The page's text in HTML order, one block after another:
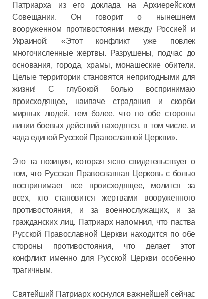
Патриарха из его доклада на Архиерейском
Совещании. Он говорит о нынешнем
вооруженном противостоянии между Россией и
Украиной: «Этот конфликт уже повлек
многочисленные жертвы. Разрушены, подчас до
основания, города, храмы, монашеские обители.
Целые территории становятся непригодными для
жизни! С глубокой болью воспринимаю
происходящее, наипаче страдания и скорби
мирных людей, тем более, что по обе стороны
линии боевых действий находятся, в том числе, и
чада единой Русской Православной Церкви».
Это та позиция, которая ясно свидетельствует о
том, что Русская Православная Церковь с болью
воспринимает все происходящее, молится за
всех, кто становится жертвами вооруженного
противостояния, и за военнослужащих, и за
гражданских лиц. Патриарх напомнил, что паства
Русской Православной Церкви находится по обе
стороны противостояния, что делает этот
конфликт именно для Русской Церкви особенно
трагичным.
Святейший Патриарх коснулся важнейшей сейчас